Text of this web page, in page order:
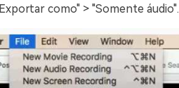
como" > "Somente áudio".